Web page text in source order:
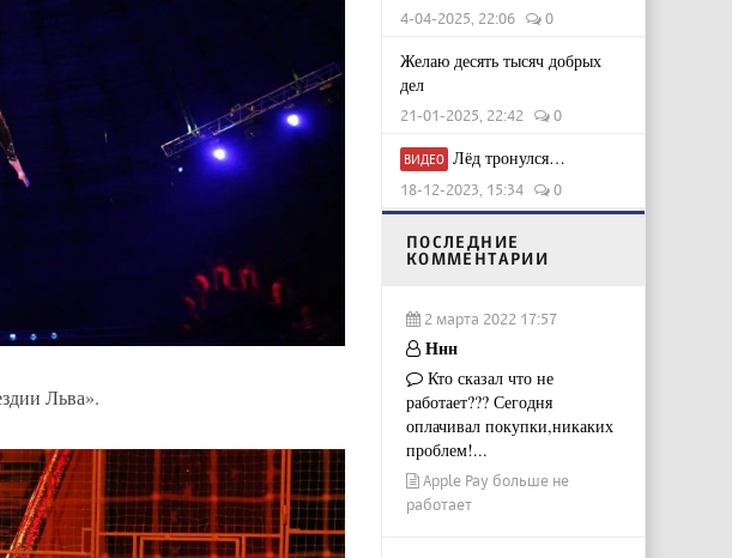
Льва».
4-04-2025, 22:06 0
Желаю десять тысяч добрых
дел
21-01-2025, 22:42 0
ВИДЕО Лёд тронулся…
18-12-2023, 15:34 0
ПОСЛЕДНИЕ
КОММЕНТАРИИ
2 марта 2022 17:57
Ннн
Кто сказал что не
работает??? Сегодня
оплачивал покупки,никаких
проблем!...
Apple Pay больше не
работает